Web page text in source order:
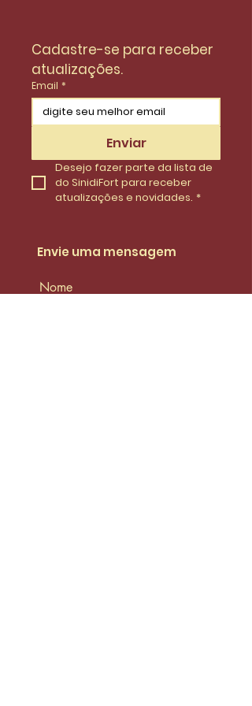
Cadastre-se para receber
atualizações.
Email *
Enviar
Desejo fazer parte da lista de
do SinidiFort para receber
atualizações e novidades. *
Envie uma mensagem
Nome